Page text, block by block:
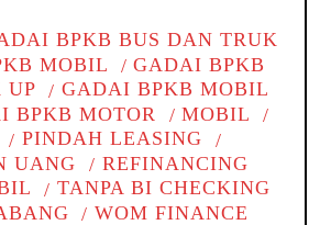
BPKB BUS DAN TRUK
MOBIL
GADAI BPKB
UP
GADAI BPKB MOBIL
BPKB MOTOR
MOBIL
PINDAH LEASING
UANG
REFINANCING
TANPA BI CHECKING
WOM FINANCE